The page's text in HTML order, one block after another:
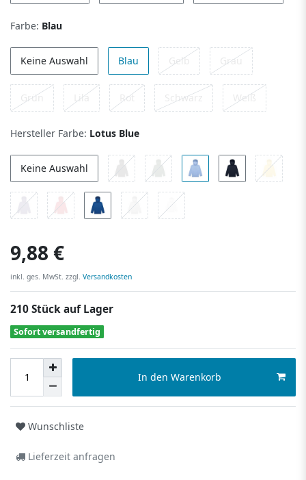
Farbe: Blau
Keine Auswahl Blau Gelb Grau
Grün Lila Rot Schwarz Weiß
Hersteller Farbe: Lotus Blue
Keine Auswahl
9,88 €
inkl. ges. MwSt. zzgl. Versandkosten
210 Stück auf Lager
Sofort versandfertig
In den Warenkorb
Wunschliste
Lieferzeit anfragen